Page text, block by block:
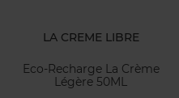
LA CREME LIBRE
Eco-Recharge La Crème
Légère 50ML